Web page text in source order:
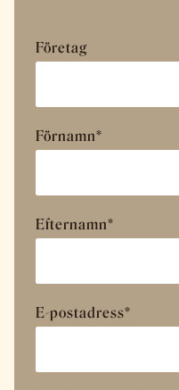
Företag
Förnamn*
Efternamn*
E-postadress*